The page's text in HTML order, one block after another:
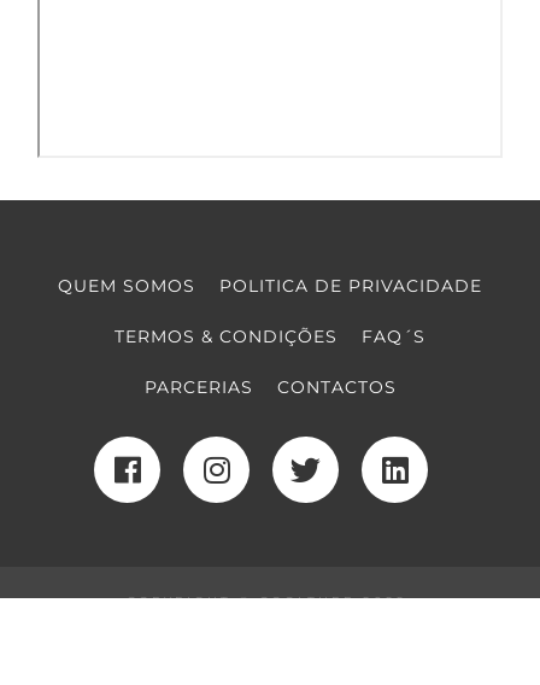
QUEM SOMOS POLITICA DE PRIVACIDADE
TERMOS & CONDIÇÕES FAQ´S
PARCERIAS CONTACTOS
COPYRIGHT © COOLTURE 2022